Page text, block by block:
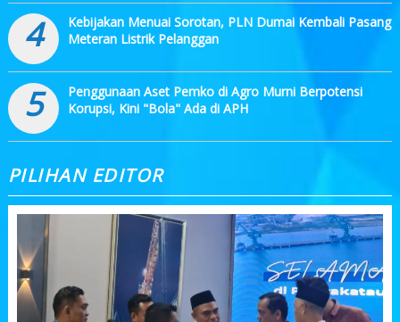
4
Kebijakan Menuai Sorotan, PLN Dumai Kembali Pasang
Meteran Listrik Pelanggan
5
Penggunaan Aset Pemko di Agro Murni Berpotensi
Korupsi, Kini "Bola" Ada di APH
PILIHAN EDITOR